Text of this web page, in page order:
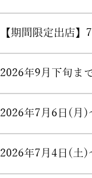
【期間限定出店
2026年9月下旬ま
2026年7月6日(月)
2026年7月4日(土)